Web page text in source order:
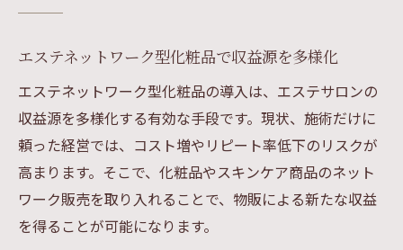
エステネットワーク型化粧品で収益源を多様化
エステネットワーク型化粧品の導入は、エステサロンの
収益源を多様化する有効な手段です。現状、施術だけに
頼った経営では、コスト増やリピート率低下のリスクが
高まります。そこで、化粧品やスキンケア商品のネット
ワーク販売を取り入れることで、物販による新たな収益
を得ることが可能になります。